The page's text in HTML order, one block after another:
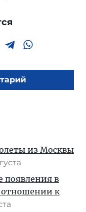
из Москвы
появления в
отношении к